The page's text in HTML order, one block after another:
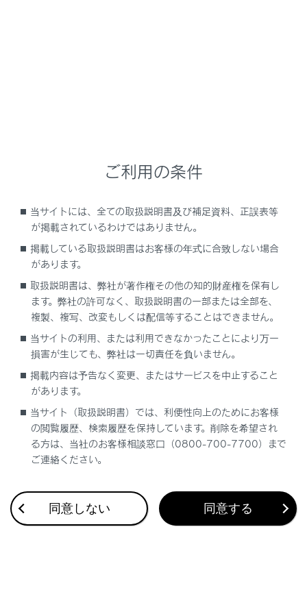
PCS（プリクラッシュセーフティ）
合わせて見られているページ
Lexus Teammate Advanced Park
低速時に障害物との接近を検知してブレーキをかける
最適な車間距離を保って追従走行する
ご利用の条件
当サイトには、全ての取扱説明書及び補足資料、正誤表等
が掲載されているわけではありません。
掲載している取扱説明書はお客様の年式に合致しない場合
があります。
取扱説明書は、弊社が著作権その他の知的財産権を保有し
ます。弊社の許可なく、取扱説明書の一部または全部を、
複製、複写、改変もしくは配信等することはできません。
当サイトの利用、または利用できなかったことにより万一
損害が生じても、弊社は一切責任を負いません。
掲載内容は予告なく変更、またはサービスを中止すること
があります。
当サイト（取扱説明書）では、利便性向上のためにお客様
の閲覧履歴、検索履歴を保持しています。削除を希望され
る方は、当社のお客様相談窓口（0800-700-7700）まで
ご連絡ください。
同意しない 同意する